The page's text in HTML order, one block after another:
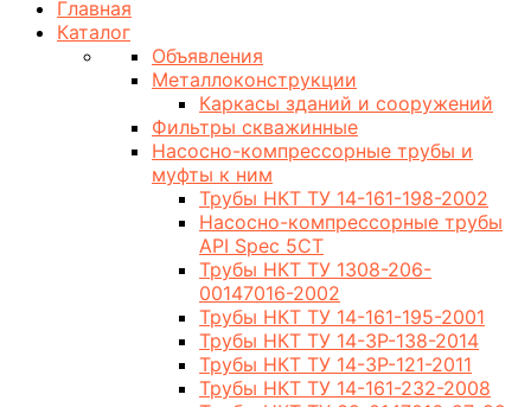
Главная
Каталог
Объявления
Металлоконструкции
Каркасы зданий и сооружений
Фильтры скважинные
Насосно-компрессорные трубы и
муфты к ним
Трубы НКТ ТУ 14-161-198-2002
Насосно-компрессорные трубы
API Spec 5CT
Трубы НКТ ТУ 1308-206-
00147016-2002
Трубы НКТ ТУ 14-161-195-2001
Трубы НКТ ТУ 14-3Р-138-2014
Трубы НКТ ТУ 14-3Р-121-2011
Трубы НКТ ТУ 14-161-232-2008